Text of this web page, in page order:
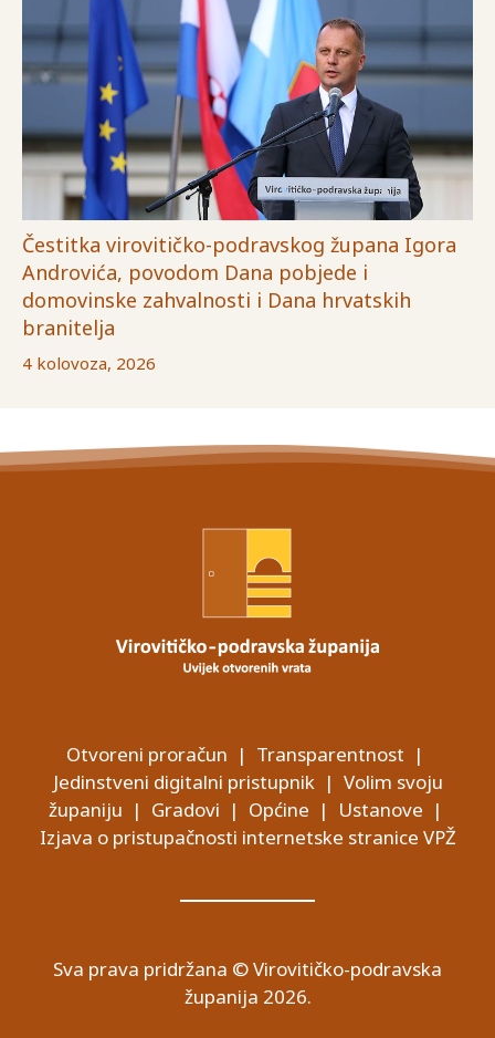
Čestitka virovitičko-podravskog župana Igora
Androvića, povodom Dana pobjede i
domovinske zahvalnosti i Dana hrvatskih
branitelja
4 kolovoza, 2026
Otvoreni proračun | Transparentnost |
Jedinstveni digitalni pristupnik| Volim svoju
županiju | Gradovi | Općine | Ustanove |
Izjava o pristupačnosti internetske stranice VPŽ
Sva prava pridržana © Virovitičko-podravska
županija 2026.